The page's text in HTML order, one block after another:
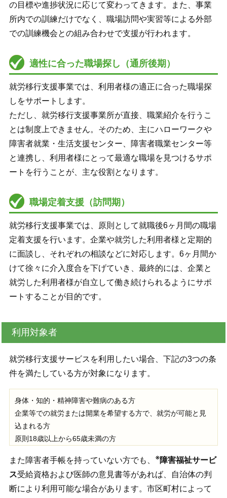
の目標や進捗状況に応じて変わってきます。また、事業
所内での訓練だけでなく、職場訪問や実習等による外部
での訓練機会との組み合わせで支援が行われます。
適性に合った職場探し（通所後期）
就労移行支援事業では、利用者様の適正に合った職場探
しをサポートします。
ただし、就労移行支援事業所が直接、職業紹介を行うこ
とは制度上できません。そのため、主にハローワークや
障害者就業・生活支援センター、障害者職業センター等
と連携し、利用者様にとって最適な職場を見つけるサポ
ートを行うことが、主な役割となります。
職場定着支援（訪問期）
就労移行支援事業では、原則として就職後6ヶ月間の職場
定着支援を行います。企業や就労した利用者様と定期的
に面談し、それぞれの相談などに対応します。6ヶ月間か
けて徐々に介入度合を下げていき、最終的には、企業と
就労した利用者様が自立して働き続けられるようにサポ
ートすることが目的です。
利用対象者
就労移行支援サービスを利用したい場合、下記の3つの条
件を満たしている方が対象になります。
身体・知的・精神障害や難病のある方
企業等での就労または開業を希望する方で、就労が可能と見
込まれる方
原則18歳以上から65歳未満の方
また障害者手帳を持っていない方でも、 ※障害福祉サービ
ス受給資格および医師の意見書等があれば、自治体の判
断により利用可能な場合があります。市区町村によって